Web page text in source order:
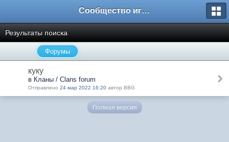
Сообщество игроков L2BesT.Org
Результаты поиска
Форумы
куку
в Кланы / Clans forum
Отправлено 24 мар 2022 16:20 автор BBG
Полная версия